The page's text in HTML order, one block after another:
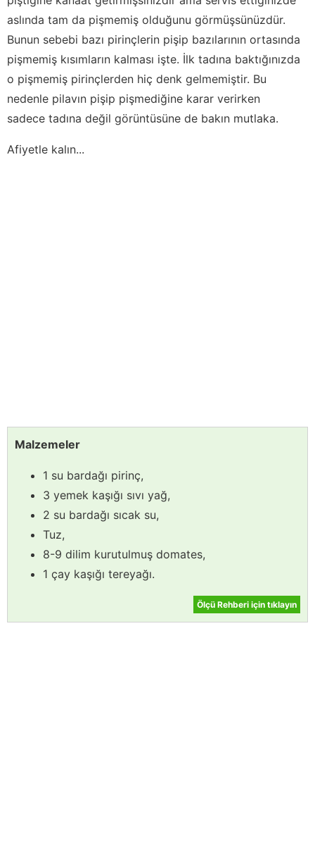
aslında tam da pişmemiş olduğunu görmüşsünüzdür.
Bunun sebebi bazı pirinçlerin pişip bazılarının ortasında
pişmemiş kısımların kalması işte. İlk tadına baktığınızda
o pişmemiş pirinçlerden hiç denk gelmemiştir. Bu
nedenle pilavın pişip pişmediğine karar verirken
sadece tadına değil görüntüsüne de bakın mutlaka.
Afiyetle kalın...
Malzemeler
1 su bardağı pirinç,
3 yemek kaşığı sıvı yağ,
2 su bardağı sıcak su,
Tuz,
8-9 dilim kurutulmuş domates,
1 çay kaşığı tereyağı.
Ölçü Rehberi için tıklayın